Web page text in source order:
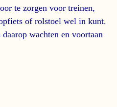
te zorgen voor treinen,
of rolstoel wel in kunt.
wachten en voortaan